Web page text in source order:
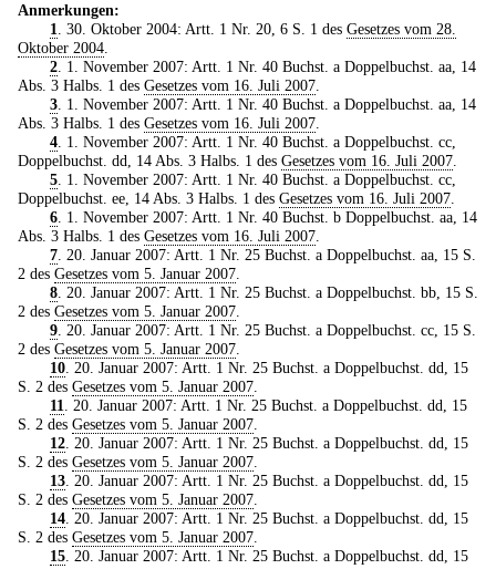
Anmerkungen:
1
. 30. Oktober 2004: Artt. 1 Nr. 20, 6 S. 1 des Gesetzes vom 28.
Oktober 2004
2. 1. November 2007: Artt. 1 Nr. 40 Buchst. a Doppelbuchst. aa, 14
Abs. 3 Halbs. 1 des Gesetzes vom 16. Juli 2007
3. 1. November 2007: Artt. 1 Nr. 40 Buchst. a Doppelbuchst. aa, 14
Abs. 3 Halbs. 1 des Gesetzes vom 16. Juli 2007
4. 1. November 2007: Artt. 1 Nr. 40 Buchst. a Doppelbuchst. cc,
Doppelbuchst. dd, 14 Abs. 3 Halbs. 1 des Gesetzes vom 16. Juli 2007
5. 1. November 2007: Artt. 1 Nr. 40 Buchst. a Doppelbuchst. cc,
Doppelbuchst. ee, 14 Abs. 3 Halbs. 1 des Gesetzes vom 16. Juli 2007
6. 1. November 2007: Artt. 1 Nr. 40 Buchst. b Doppelbuchst. aa, 14
Abs. 3 Halbs. 1 des Gesetzes vom 16. Juli 2007
7. 20. Januar 2007: Artt. 1 Nr. 25 Buchst. a Doppelbuchst. aa, 15 S.
2 des Gesetzes vom 5. Januar 2007
8. 20. Januar 2007: Artt. 1 Nr. 25 Buchst. a Doppelbuchst. bb, 15 S.
2 des Gesetzes vom 5. Januar 2007
9. 20. Januar 2007: Artt. 1 Nr. 25 Buchst. a Doppelbuchst. cc, 15 S.
2 des Gesetzes vom 5. Januar 2007
10. 20. Januar 2007: Artt. 1 Nr. 25 Buchst. a Doppelbuchst. dd, 15
S. 2 des Gesetzes vom 5. Januar 2007
11
. 20. Januar 2007: Artt. 1 Nr. 25 Buchst. a Doppelbuchst. dd, 15
S. 2 des Gesetzes vom 5. Januar 2007
12. 20. Januar 2007: Artt. 1 Nr. 25 Buchst. a Doppelbuchst. dd, 15
S. 2 des Gesetzes vom 5. Januar 2007
13. 20. Januar 2007: Artt. 1 Nr. 25 Buchst. a Doppelbuchst. dd, 15
S. 2 des Gesetzes vom 5. Januar 2007
14. 20. Januar 2007: Artt. 1 Nr. 25 Buchst. a Doppelbuchst. dd, 15
S. 2 des Gesetzes vom 5. Januar 2007
15. 20. Januar 2007: Artt. 1 Nr. 25 Buchst. a Doppelbuchst. dd, 15